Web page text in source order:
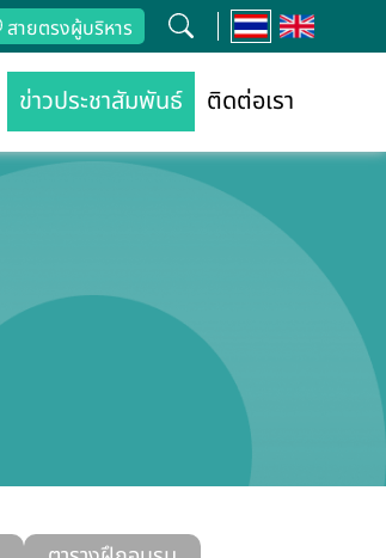
สายตรงผู้บริหาร
ข่าวประชาสัมพันธ์ ติดต่อเรา